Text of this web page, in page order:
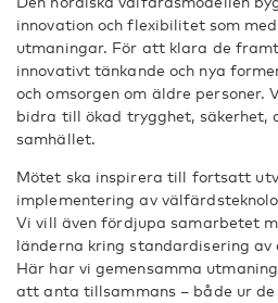
innovation och flexibilitet som
utmaningar. För att klara de
innovativt tänkande och nya
och omsorgen om äldre personer.
bidra till ökad trygghet, säkerhet,
samhället.
Mötet ska inspirera till fortsatt
implementering av
Vi vill även fördjupa samarbetet
länderna kring standardisering
Här har vi gemensamma
att anta tillsammans – både ur